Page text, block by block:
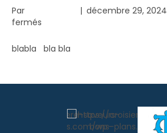
Par | décembre 29, 2024
fermés
2025
blabla bla bla